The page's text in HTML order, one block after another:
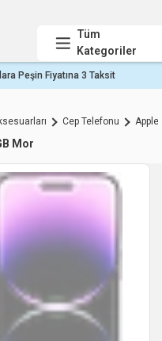
Tüm
Kategoriler
Peşin Fiyatına 3 Taksit
Cep Telefonu Apple
Mor